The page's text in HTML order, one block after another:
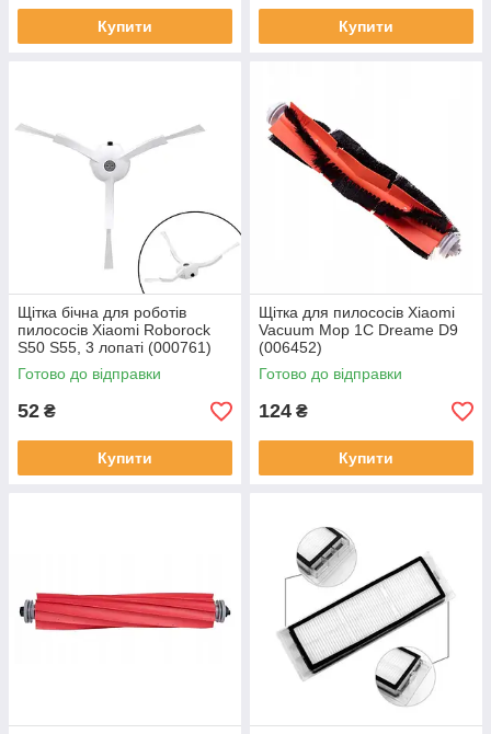
Купити Купити
Щітка бічна для роботів
пилососів Xiaomi Roborock
S50 S55, 3 лопаті (000761)
Готово до відправки
52 ₴
Купити
Щітка для пилососів Xiaomi
Vacuum Mop 1C Dreame D9
(006452)
Готово до відправки
124 ₴
Купити